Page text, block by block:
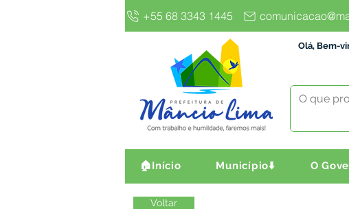
+55 68 3343 1445
Olá, Bem-
🏠Início Município⬇️ O
Voltar